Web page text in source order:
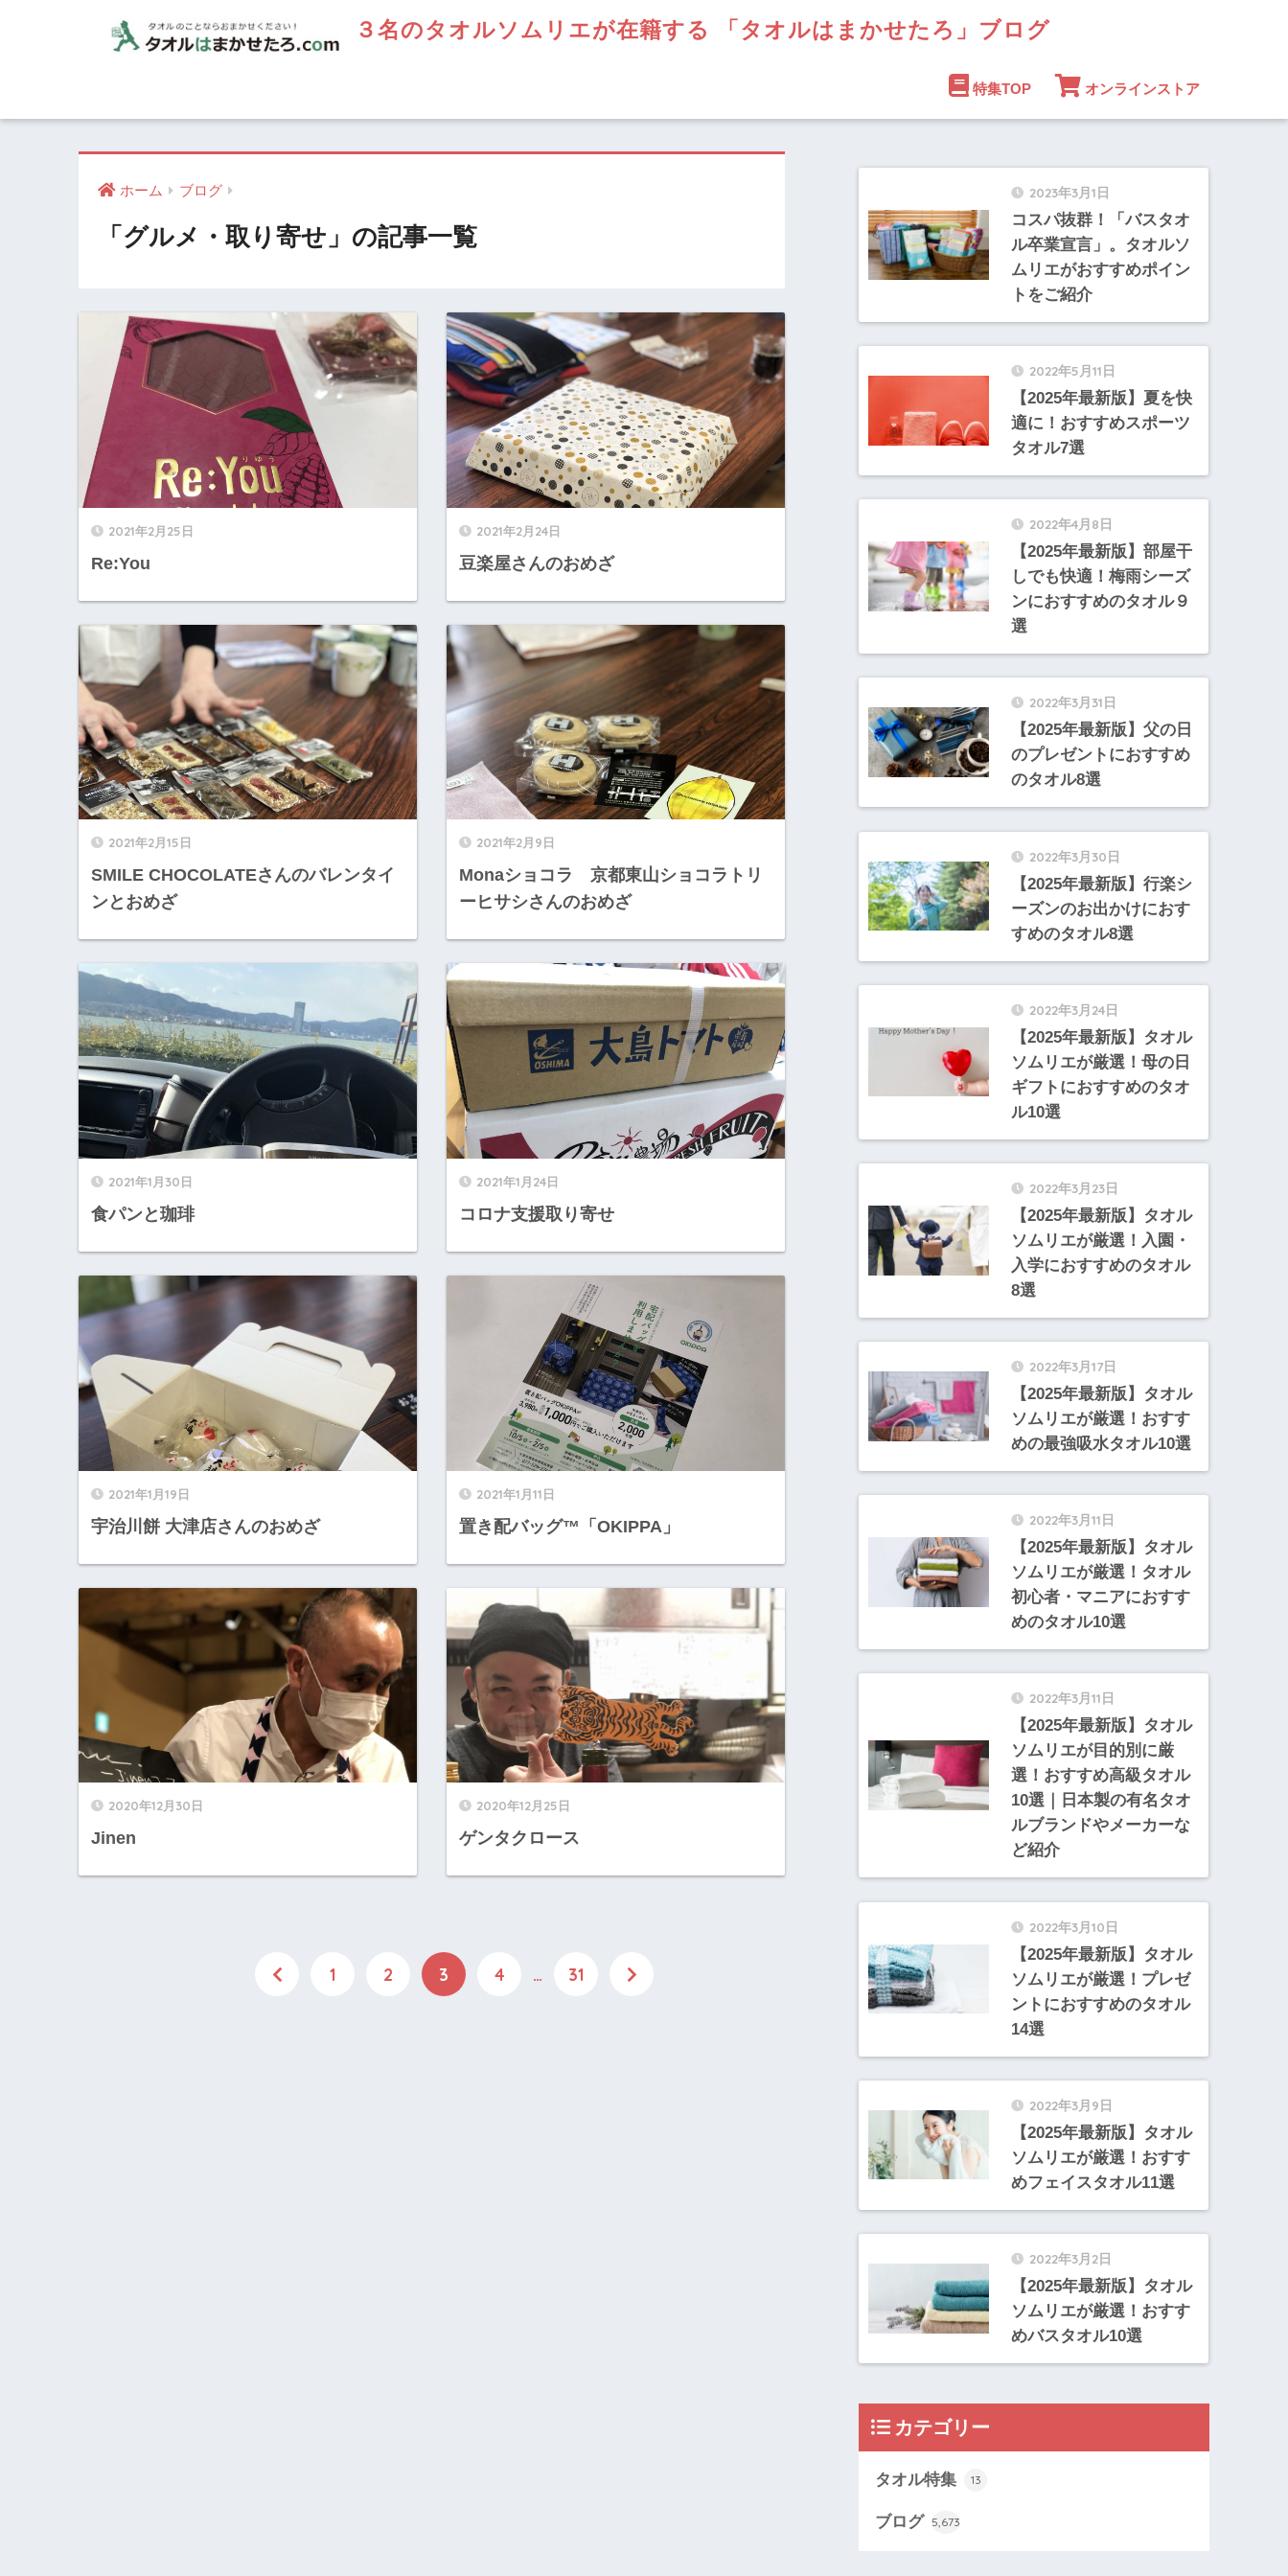
３名のタオルソムリエが在籍する 「タオルはまかせたろ」ブログ
特集TOP オンラインストア
ホーム ブログ
「グルメ・取り寄せ」の記事一覧
2021年2月25日
Re:You
2021年2月24日
豆楽屋さんのおめざ
2021年2月15日
SMILE CHOCOLATEさんのバレンタイ
ンとおめざ
2021年2月9日
Monaショコラ 京都東山ショコラトリ
ーヒサシさんのおめざ
2021年1月30日
食パンと珈琲
2021年1月24日
コロナ支援取り寄せ
2021年1月19日
宇治川餅 大津店さんのおめざ
2021年1月11日
置き配バッグ™️「OKIPPA」
2020年12月30日
Jinen
2020年12月25日
ゲンタクロース
1 2 3 4 … 31
2023年3月1日
コスパ抜群！「バスタオ
ル卒業宣言」。タオルソ
ムリエがおすすめポイン
トをご紹介
2022年5月11日
【2025年最新版】夏を快
適に！おすすめスポーツ
タオル7選
2022年4月8日
【2025年最新版】部屋干
しでも快適！梅雨シーズ
ンにおすすめのタオル９
選
2022年3月31日
【2025年最新版】父の日
のプレゼントにおすすめ
のタオル8選
2022年3月30日
【2025年最新版】行楽シ
ーズンのお出かけにおす
すめのタオル8選
2022年3月24日
【2025年最新版】タオル
ソムリエが厳選！母の日
ギフトにおすすめのタオ
ル10選
2022年3月23日
【2025年最新版】タオル
ソムリエが厳選！入園・
入学におすすめのタオル
8選
2022年3月17日
【2025年最新版】タオル
ソムリエが厳選！おすす
めの最強吸水タオル10選
2022年3月11日
【2025年最新版】タオル
ソムリエが厳選！タオル
初心者・マニアにおすす
めのタオル10選
2022年3月11日
【2025年最新版】タオル
ソムリエが目的別に厳
選！おすすめ高級タオル
10選｜日本製の有名タオ
ルブランドやメーカーな
ど紹介
2022年3月10日
【2025年最新版】タオル
ソムリエが厳選！プレゼ
ントにおすすめのタオル
14選
2022年3月9日
【2025年最新版】タオル
ソムリエが厳選！おすす
めフェイスタオル11選
2022年3月2日
【2025年最新版】タオル
ソムリエが厳選！おすす
めバスタオル10選
カテゴリー
タオル特集 13
ブログ 5,673